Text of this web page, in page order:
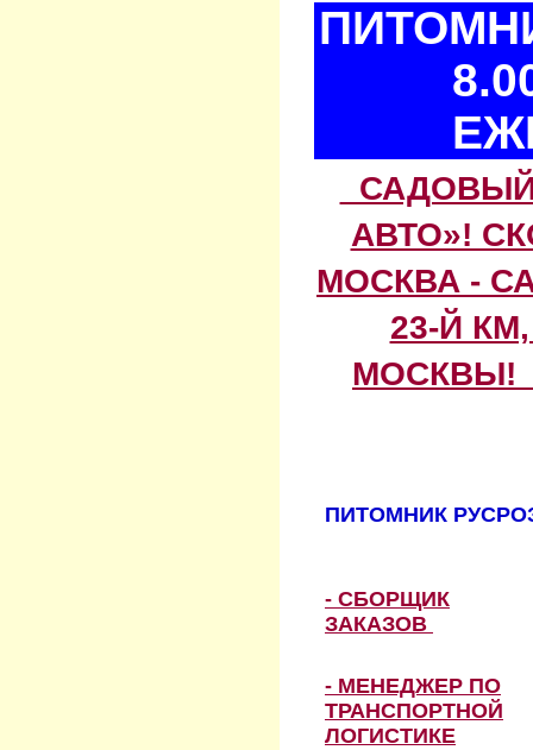
АВТО»!
МОСКВА -
23-Й
МОСКВЫ!
ПИТОМНИК
- СБОРЩИК
ЗАКАЗОВ
- МЕНЕДЖЕР ПО
ТРАНСПОРТНОЙ
ЛОГИСТИКЕ